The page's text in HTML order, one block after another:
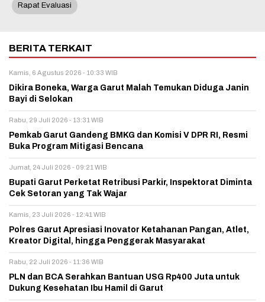
Rapat Evaluasi
BERITA TERKAIT
Kamis, 6 Agustus 2026 - 10:33 WIB
Dikira Boneka, Warga Garut Malah Temukan Diduga Janin
Bayi di Selokan
Rabu, 29 Juli 2026 - 13:31 WIB
Pemkab Garut Gandeng BMKG dan Komisi V DPR RI, Resmi
Buka Program Mitigasi Bencana
Jumat, 24 Juli 2026 - 09:21 WIB
Bupati Garut Perketat Retribusi Parkir, Inspektorat Diminta
Cek Setoran yang Tak Wajar
Kamis, 23 Juli 2026 - 12:41 WIB
Polres Garut Apresiasi Inovator Ketahanan Pangan, Atlet,
Kreator Digital, hingga Penggerak Masyarakat
Rabu, 22 Juli 2026 - 11:36 WIB
PLN dan BCA Serahkan Bantuan USG Rp400 Juta untuk
Dukung Kesehatan Ibu Hamil di Garut